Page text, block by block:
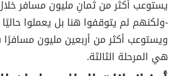
يستوعب أكثر من ثمانِ مليون مسافر
-ولكنهم لم يتوقفوا هنا بل يعملوا
ويستوعب أكثر من أربعين مليون
هي المرحلة الثالثة.